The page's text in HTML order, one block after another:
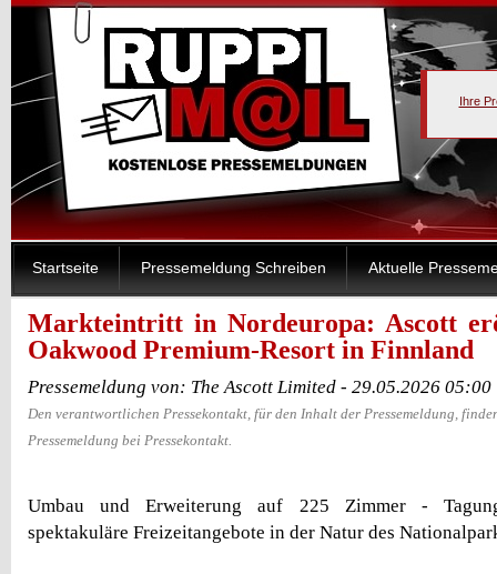
Ihre
Startseite Pressemeldung Schreiben Aktuelle
Markteintritt in Nordeuropa: Ascott
Oakwood Premium-Resort in Finnland
Pressemeldung von: The Ascott Limited - 29.05.2026
Den verantwortlichen Pressekontakt, für den Inhalt der Pressemeldung,
Pressemeldung bei Pressekontakt.
Umbau und Erweiterung auf 225 Zimmer -
spektakuläre Freizeitangebote in der Natur des